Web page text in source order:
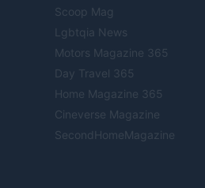
Scoop Mag
Lgbtqia News
Motors Magazine 365
Day Travel 365
Home Magazine 365
Cineverse Magazine
SecondHomeMagazine